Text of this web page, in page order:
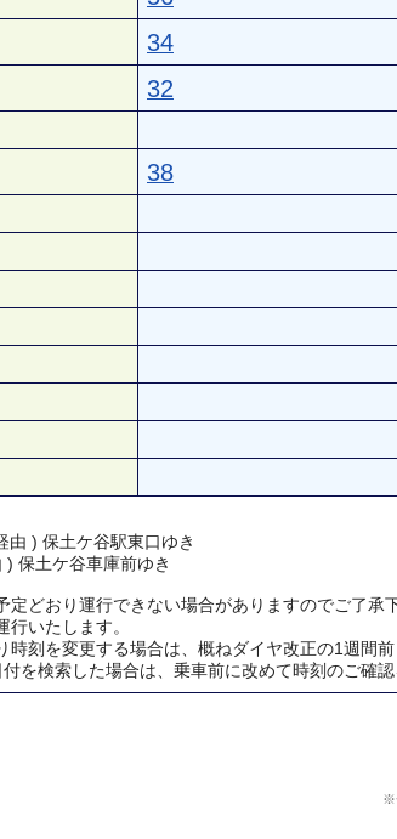
34
32
38
由 ) 保土ケ谷駅東口ゆき
保土ケ谷車庫前ゆき
どおり運行できない場合がありますのでご了承下
いたします。
時刻を変更する場合は、概ねダイヤ改正の1週間
を検索した場合は、乗車前に改めて時刻のご確認
※